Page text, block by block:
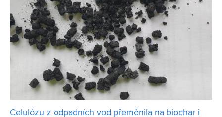
Celulózu z odpadních vod přeměnila na biochar i